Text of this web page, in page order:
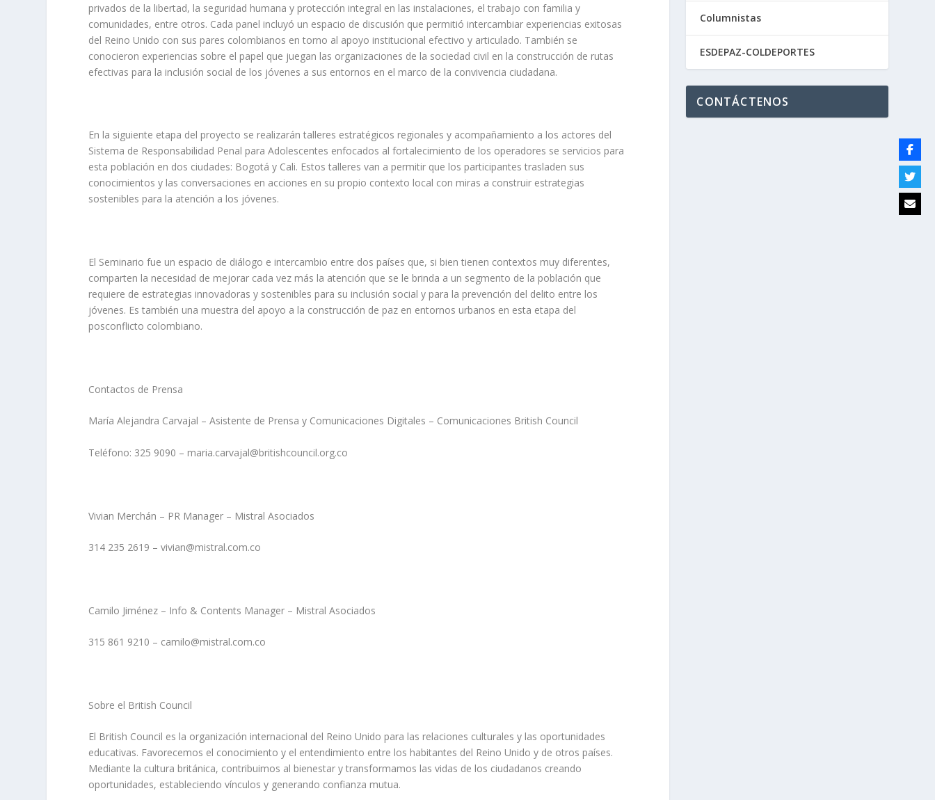
privados de la libertad, la seguridad humana y protección integral en las instalaciones, el trabajo con familia y
comunidades, entre otros. Cada panel incluyó un espacio de discusión que permitió intercambiar experiencias exitosas
del Reino Unido con sus pares colombianos en torno al apoyo institucional efectivo y articulado. También se
conocieron experiencias sobre el papel que juegan las organizaciones de la sociedad civil en la construcción de rutas
efectivas para la inclusión social de los jóvenes a sus entornos en el marco de la convivencia ciudadana.
En la siguiente etapa del proyecto se realizarán talleres estratégicos regionales y acompañamiento a los actores del
Sistema de Responsabilidad Penal para Adolescentes enfocados al fortalecimiento de los operadores se servicios para
esta población en dos ciudades: Bogotá y Cali. Estos talleres van a permitir que los participantes trasladen sus
conocimientos y las conversaciones en acciones en su propio contexto local con miras a construir estrategias
sostenibles para la atención a los jóvenes.
El Seminario fue un espacio de diálogo e intercambio entre dos países que, si bien tienen contextos muy diferentes,
comparten la necesidad de mejorar cada vez más la atención que se le brinda a un segmento de la población que
requiere de estrategias innovadoras y sostenibles para su inclusión social y para la prevención del delito entre los
jóvenes. Es también una muestra del apoyo a la construcción de paz en entornos urbanos en esta etapa del
posconflicto colombiano.
Contactos de Prensa
María Alejandra Carvajal – Asistente de Prensa y Comunicaciones Digitales – Comunicaciones British Council
Teléfono: 325 9090 – maria.carvajal@britishcouncil.org.co
Vivian Merchán – PR Manager – Mistral Asociados
314 235 2619 – vivian@mistral.com.co
Camilo Jiménez – Info & Contents Manager – Mistral Asociados
315 861 9210 – camilo@mistral.com.co
Sobre el British Council
El British Council es la organización internacional del Reino Unido para las relaciones culturales y las oportunidades
educativas. Favorecemos el conocimiento y el entendimiento entre los habitantes del Reino Unido y de otros países.
Mediante la cultura británica, contribuimos al bienestar y transformamos las vidas de los ciudadanos creando
oportunidades, estableciendo vínculos y generando confianza mutua.
Columnistas
ESDEPAZ-COLDEPORTES
CONTÁCTENOS